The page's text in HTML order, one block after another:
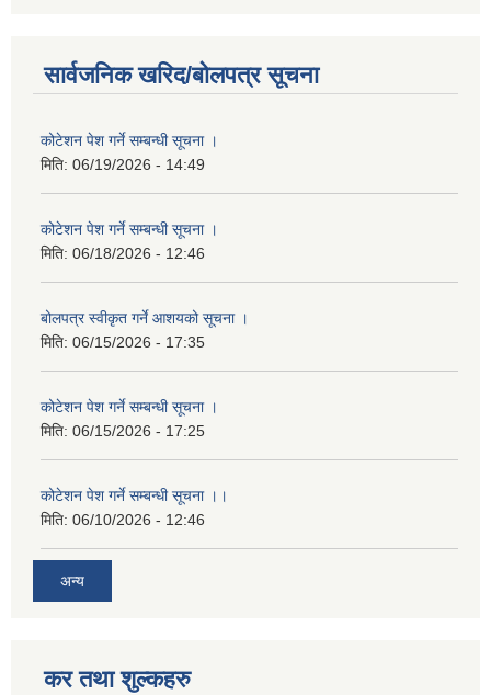
सार्वजनिक खरिद/बोलपत्र सूचना
कोटेशन पेश गर्ने सम्बन्धी सूचना ।
मिति: 06/19/2026 - 14:49
कोटेशन पेश गर्ने सम्बन्धी सूचना ।
मिति: 06/18/2026 - 12:46
बोलपत्र स्वीकृत गर्ने आशयको सूचना ।
मिति: 06/15/2026 - 17:35
कोटेशन पेश गर्ने सम्बन्धी सूचना ।
मिति: 06/15/2026 - 17:25
कोटेशन पेश गर्ने सम्बन्धी सूचना ।।
मिति: 06/10/2026 - 12:46
अन्य
कर तथा शुल्कहरु